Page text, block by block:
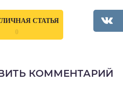
СТАТЬЯ
0
КОММЕНТАРИЙ